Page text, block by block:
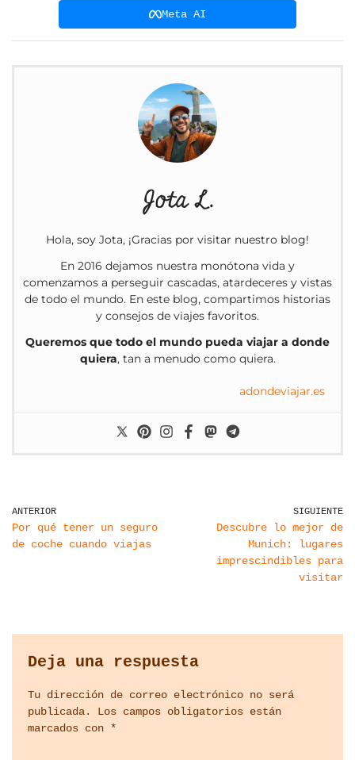
Meta AI
Jota L.
Hola, soy Jota, ¡Gracias por visitar nuestro blog!
En 2016 dejamos nuestra monótona vida y
comenzamos a perseguir cascadas, atardeceres y vistas
de todo el mundo. En este blog, compartimos historias
y consejos de viajes favoritos.
Queremos que todo el mundo pueda viajar a donde
quiera, tan a menudo como quiera.
adondeviajar.es
ANTERIOR
Por qué tener un seguro
de coche cuando viajas
SIGUIENTE
Descubre lo mejor de
Munich: lugares
imprescindibles para
visitar
Deja una respuesta
Tu dirección de correo electrónico no será
publicada.
Los campos obligatorios están
marcados con *